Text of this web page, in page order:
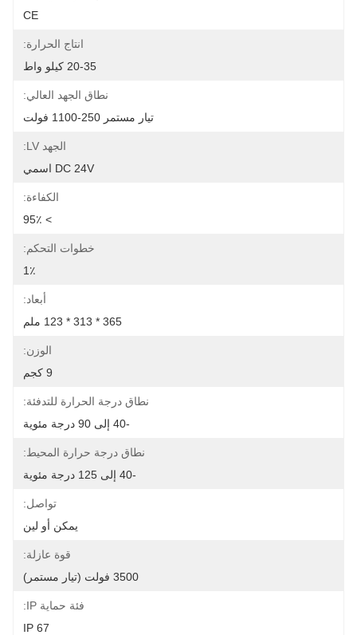
CE
انتاج الحرارة:
20-35 كيلو واط
نطاق الجهد العالي:
تيار مستمر 250-1100 فولت
الجهد LV:
DC 24V اسمي
الكفاءة:
> 95٪
خطوات التحكم:
1٪
أبعاد:
365 * 313 * 123 ملم
الوزن:
نطاق درجة الحرارة للتدفئة:
نطاق درجة حرارة المحيط:
تواصل:
يمكن أو لين
قوة عازلة:
3500 فولت (تيار مستمر)
فئة حماية IP:
IP 67